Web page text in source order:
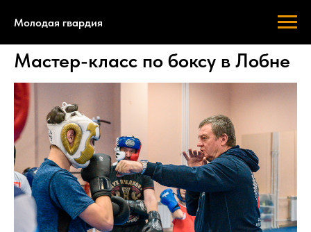
Молодая гвардия
Мастер-класс по боксу в Лобне